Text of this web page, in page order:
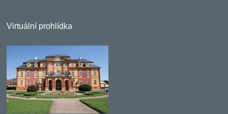
Virtuální prohlídka